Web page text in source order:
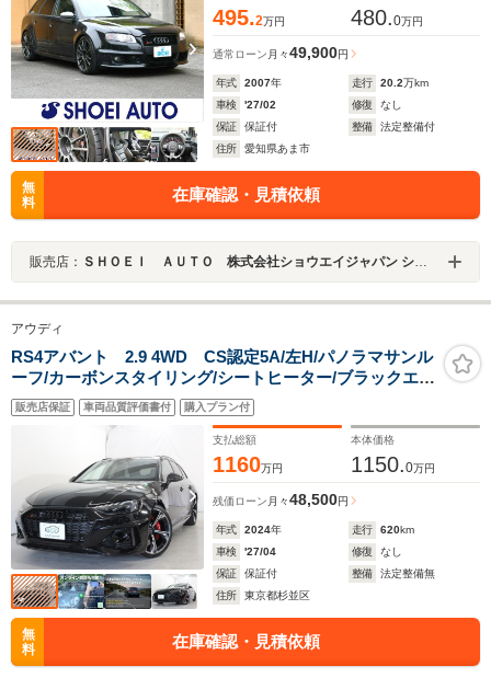
495.2万円 480.0万円
通常ローン 月々49,900円
年式 2007年 走行 20.2万km
車検
'27/02 修復
なし
保証
保証付 整備
法定整備付
住所
愛知県あま市
無
料
在庫確認・見積依頼
販売店： ＳＨＯＥＩ ＡＵＴＯ 株式会社ショウエイジャパン ショウエイオート
アウディ
RS4アバント 2.9 4WD CS認定5A/左H/パノラマサンル
ーフ/カーボンスタイリング/シートヒーター/ブラックエン
ブレム/マトリクスLEDライト/バング&オルフセ
ン/ACC/LKA/BSM/バーチャルコックピット/MMIナ
ビ/DRC付スポーツサス/20インチAW
販売店保証 車両品質評価書付 購入プラン付
支払総額
1160万円
本体価格
1150.0万円
残価ローン 月々48,500円
年式 2024年 走行 620km
車検
'27/04 修復
なし
保証
保証付 整備
法定整備無
住所
東京都杉並区
無
料
在庫確認・見積依頼